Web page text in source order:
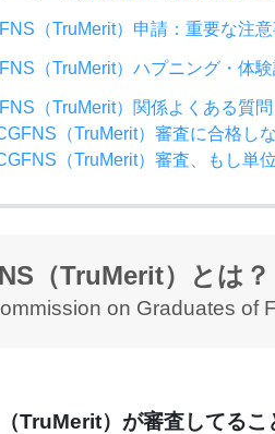
（TruMerit）申請：重要な注
（TruMerit）ハプニング・体験
（TruMerit）関係よくある質問
（TruMerit）審査に合格し
（TruMerit）審査、もし単
（TruMerit）とは？
on Graduates of
TruMerit）が審査してるこ